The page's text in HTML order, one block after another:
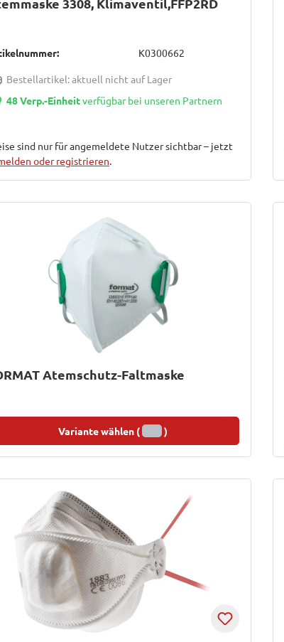
K0300662
Bestellartikel: aktuell nicht auf Lager
48 Verp.-Einheitverfügbar bei unseren Partnern
sind nur für angemeldete Nutzer sichtbar – jetzt
oder registrieren.
Atemschutz-Faltmaske
Variante wählen ( )